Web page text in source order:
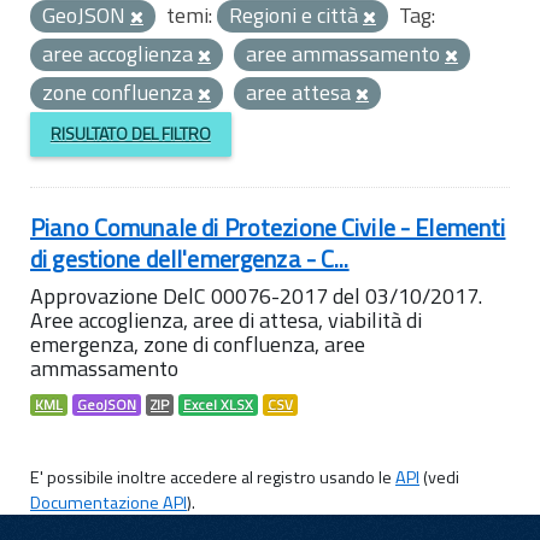
GeoJSON
temi: Regioni e città
Tag:
aree accoglienza
aree ammassamento
zone confluenza
aree attesa
RISULTATO DEL FILTRO
Piano Comunale di Protezione Civile - Elementi
di gestione dell'emergenza - C...
Approvazione DelC 00076-2017 del 03/10/2017.
Aree accoglienza, aree di attesa, viabilità di
emergenza, zone di confluenza, aree
ammassamento
KML GeoJSON ZIP Excel XLSX CSV
E' possibile inoltre accedere al registro usando leAPI(vedi
Documentazione API).